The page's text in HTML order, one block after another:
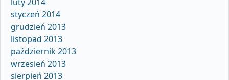
styczeń 2014
grudzień 2013
listopad 2013
październik 2013
wrzesień 2013
sierpień 2013